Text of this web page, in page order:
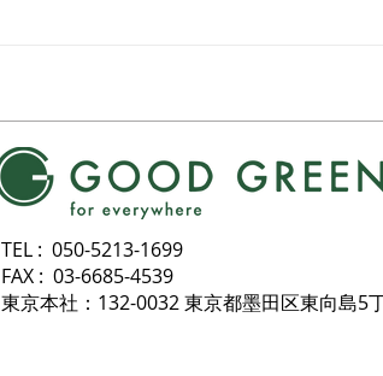
TEL : 050-5213-1699
FAX : 03-6685-4539
東京本社：132-0032 東京都墨田区東向島5